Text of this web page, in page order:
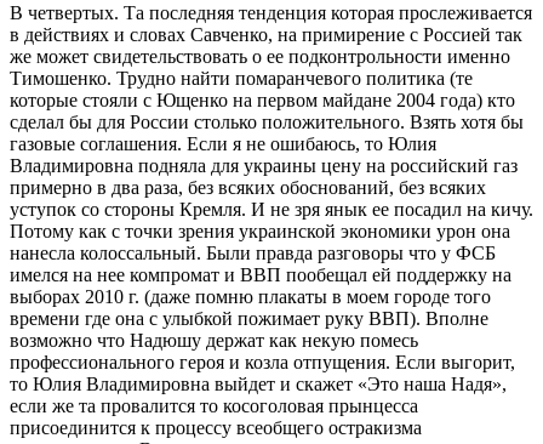
В четвертых. Та последняя тенденция которая прослеживается
в действиях и словах Савченко, на примирение с Россией так
же может свидетельствовать о ее подконтрольности именно
Тимошенко. Трудно найти помаранчевого политика (те
которые стояли с Ющенко на первом майдане 2004 года) кто
сделал бы для России столько положительного. Взять хотя бы
газовые соглашения. Если я не ошибаюсь, то Юлия
Владимировна подняла для украины цену на российский газ
примерно в два раза, без всяких обоснований, без всяких
уступок со стороны Кремля. И не зря янык ее посадил на кичу.
Потому как с точки зрения украинской экономики урон она
нанесла колоссальный. Были правда разговоры что у ФСБ
имелся на нее компромат и ВВП пообещал ей поддержку на
выборах 2010 г. (даже помню плакаты в моем городе того
времени где она с улыбкой пожимает руку ВВП). Вполне
возможно что Надюшу держат как некую помесь
профессионального героя и козла отпущения. Если выгорит,
то Юлия Владимировна выйдет и скажет «Это наша Надя»,
если же та провалится то косоголовая прынцесса
присоединится к процессу всеобщего остракизма